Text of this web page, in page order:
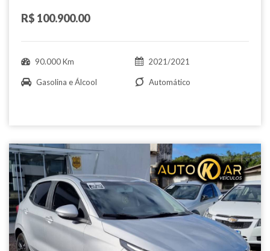
R$ 100.900.00
90.000 Km 2021/2021
Gasolina e Álcool Automático